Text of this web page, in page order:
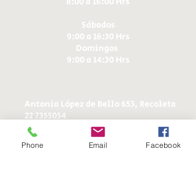
Sábados
9:00 a 16:30 Hrs
Domingos
9:00 a 14:30 Hrs
Antonia López de Bello 653, Recoleta
22 7355054
22 7375725
+56 9 75224598
ducereposteria@gmail.com
Phone Email Facebook